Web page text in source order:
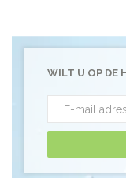
WILT U OP DE